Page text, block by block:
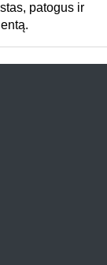
patogus ir